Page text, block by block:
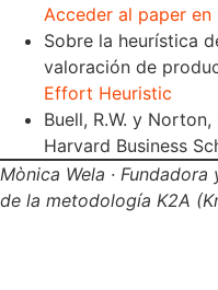
Acceder al paper en
Sobre la heurística
valoración de
Effort Heuristic
Buell, R.W. y
Harvard Business
Mònica Wela ·
de la metodología K2A